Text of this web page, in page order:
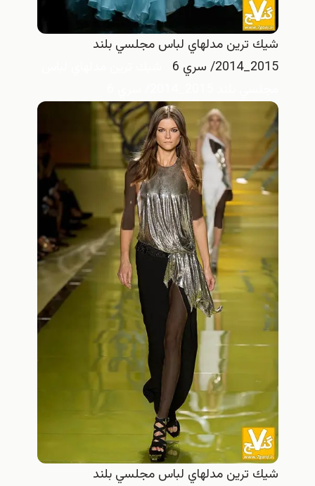
شيك ترين مدلهاي لباس مجلسي بلند
2015_2014/ سري 6
شيك ترين مدلهاي لباس مجلسي بلند